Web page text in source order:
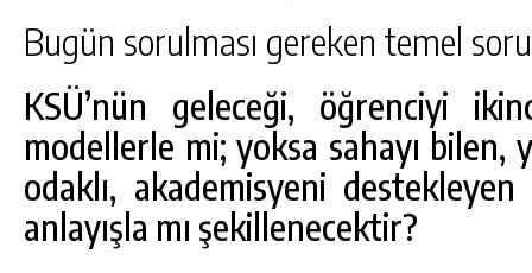
Bugün sorulması gereken temel
KSÜ’nün geleceği, öğrenciyi
modellerle mi; yoksa sahayı bilen,
odaklı, akademisyeni
anlayışla mı şekillenecektir?